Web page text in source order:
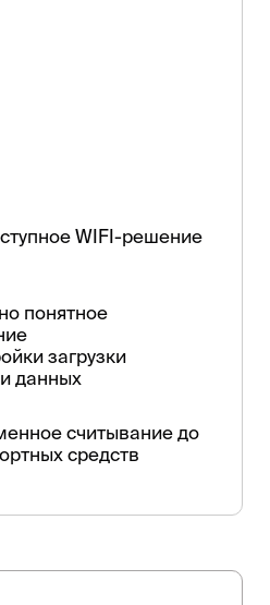
WIFI-решение
понятное
загрузки
данных
считывание до
средств